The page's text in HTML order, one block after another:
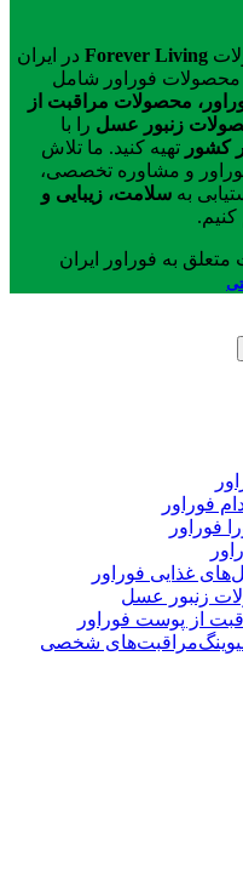
Forever Living در ایران
محصولات فوراور شامل
محصولات مراقبت از
زنبور عسل را با
کشور تهیه کنید. ما تلاش
و مشاوره تخصصی،
به سلامت، زیبایی و
به فوراور ایران
فوراور
فوراور
غذایی فوراور
زنبور عسل
از پوست فوراور
مراقبت‌های شخصی